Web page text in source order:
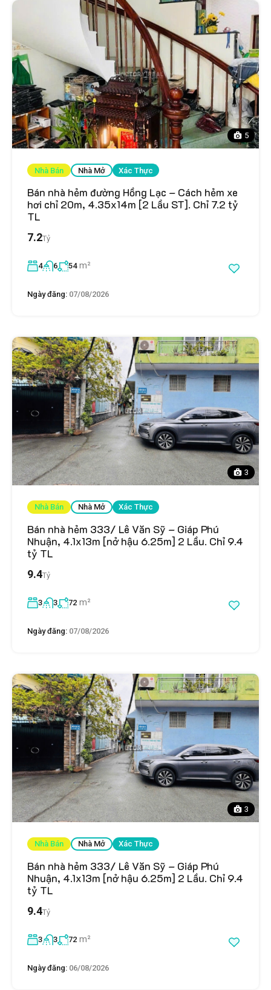
5
Nhà Bán Nhà Mở Xác Thực
Bán nhà hẻm đường Hồng Lạc – Cách hẻm xe
hơi chỉ 20m, 4.35x14m [2 Lầu ST]. Chỉ 7.2 tỷ
TL
7.2Tỷ
4 6 54 m²
Ngày đăng: 07/08/2026
3
Nhà Bán Nhà Mở Xác Thực
Bán nhà hẻm 333/ Lê Văn Sỹ – Giáp Phú
Nhuận, 4.1x13m [nở hậu 6.25m] 2 Lầu. Chỉ 9.4
tỷ TL
9.4Tỷ
3 3 72 m²
Ngày đăng: 07/08/2026
3
Nhà Bán Nhà Mở Xác Thực
Bán nhà hẻm 333/ Lê Văn Sỹ – Giáp Phú
Nhuận, 4.1x13m [nở hậu 6.25m] 2 Lầu. Chỉ 9.4
tỷ TL
9.4Tỷ
3 3 72 m²
Ngày đăng: 06/08/2026